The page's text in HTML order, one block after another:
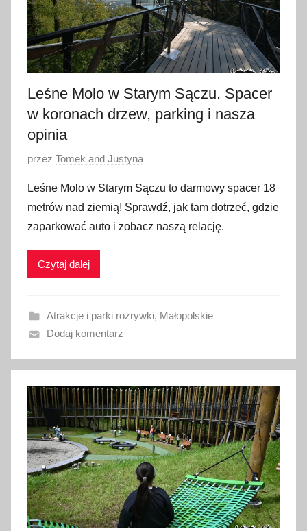
a
2
0
2
Leśne Molo w Starym Sączu. Spacer
w koronach drzew, parking i nasza
opinia
O
u
b
l
i
a
n
1
7
c
z
e
r
w
c
a
przez Tomek and Justyna
Leśne Molo w Starym Sączu to darmowy spacer 18
metrów nad ziemią! Sprawdź, jak tam dotrzeć, gdzie
zaparkować auto i zobacz naszą relację.
Czytaj dalej
Atrakcje i parki rozrywki, Małopolskie
Dodaj komentarz